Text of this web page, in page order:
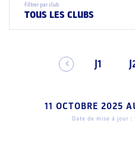
Filtrer par club
TOUS LES CLUBS
J1
11 OCTOBRE 2025
Date de mise à jour :